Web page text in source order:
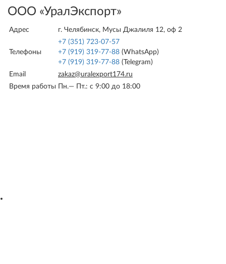
ООО «УралЭкспорт»
Адрес г. Челябинск, Мусы Джалиля 12, оф 2
Телефоны
+7 (351) 723-07-57
+7 (919) 319-77-88 (WhatsApp)
+7 (919) 319-77-88 (Telegram)
Email
zakaz@uralexport174.ru
Время работы
Пн.— Пт.: c 9:00 до 18:00